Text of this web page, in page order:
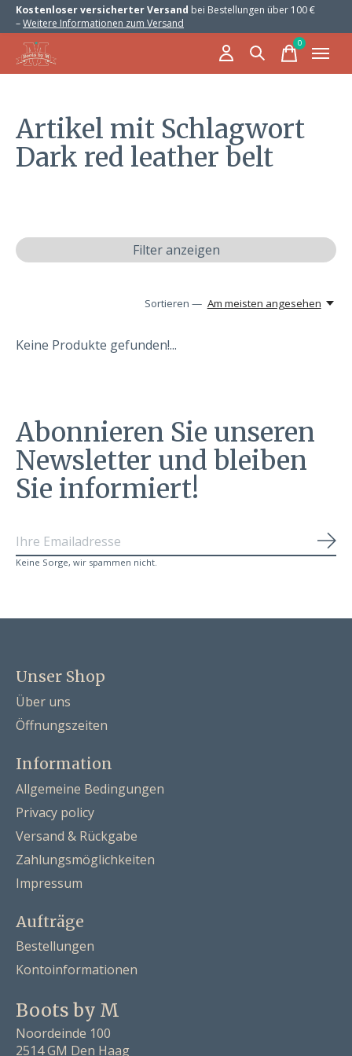
Kostenloser versicherter Versand bei Bestellungen über 100 €
–Weitere Informationen zum Versand
0items
Artikel mit Schlagwort
Dark red leather belt
Filter anzeigen
Sortieren — Am meisten angesehen
Keine Produkte gefunden!...
Abonnieren Sie unseren
Newsletter und bleiben
Sie informiert!
Keine Sorge, wir spammen nicht.
Unser Shop
Über uns
Öffnungszeiten
Information
Allgemeine Bedingungen
Privacy policy
Versand & Rückgabe
Zahlungsmöglichkeiten
Impressum
Aufträge
Bestellungen
Kontoinformationen
Boots by M
Noordeinde 100
2514 GM Den Haag